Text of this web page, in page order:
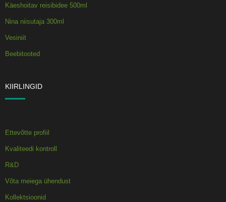
Käeshoitav reisibidee 500ml
Nina niisutaja 300ml
Vesiniit
Beebitooted
KIIRLINGID
Ettevõtte profiil
Kvaliteedi kontroll
R&D
Võta meiega ühendust
Kollektsioonid